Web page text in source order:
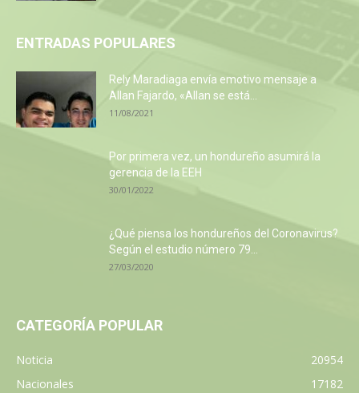
ENTRADAS POPULARES
Rely Maradiaga envía emotivo mensaje a
Allan Fajardo, «Allan se está...
11/08/2021
Por primera vez, un hondureño asumirá la
gerencia de la EEH
30/01/2022
¿Qué piensa los hondureños del Coronavirus?
Según el estudio número 79...
27/03/2020
CATEGORÍA POPULAR
Noticia
20954
Nacionales
17182